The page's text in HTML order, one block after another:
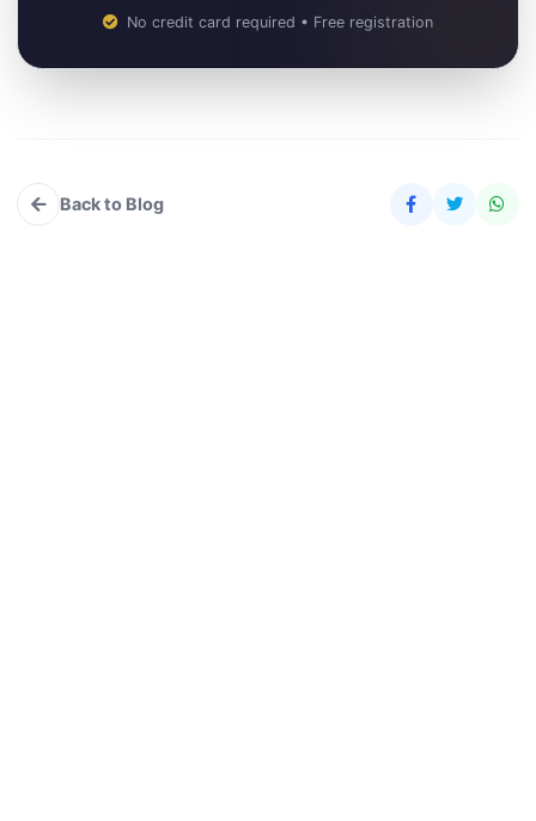
No credit card required • Free registration
Back to Blog